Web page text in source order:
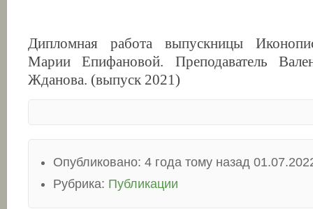
Дипломная работа выпускницы
Марии Епифановой. Преподаватель
Жданова. (выпуск 2021)
Опубликовано: 4 года тому назад
Рубрика: Публикации